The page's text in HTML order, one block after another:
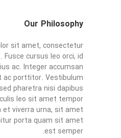
Our Philosophy
sit amet, consectetur
Fusce cursus leo orci, id
ac. Integer accumsan
ac porttitor. Vestibulum
pharetra nisi dapibus
leo sit amet tempor
et viverra urna, sit amet
porta quam sit amet
est semper.